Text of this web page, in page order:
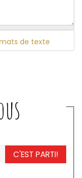
de texte
C'EST PARTI!